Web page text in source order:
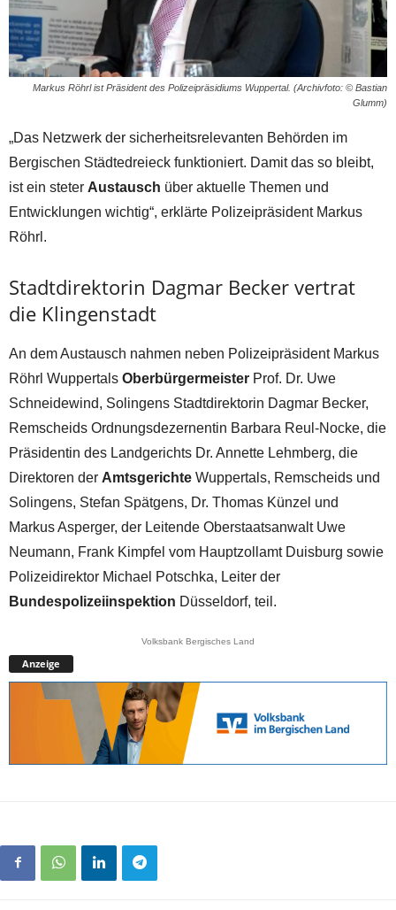
Markus Röhrl ist Präsident des Polizeipräsidiums Wuppertal. (Archivfoto: © Bastian
Glumm)
„Das Netzwerk der sicherheitsrelevanten Behörden im
Bergischen Städtedreieck funktioniert. Damit das so bleibt,
ist ein steter Austausch über aktuelle Themen und
Entwicklungen wichtig“, erklärte Polizeipräsident Markus
Röhrl.
Stadtdirektorin Dagmar Becker vertrat
die Klingenstadt
An dem Austausch nahmen neben Polizeipräsident Markus
Röhrl Wuppertals Oberbürgermeister Prof. Dr. Uwe
Schneidewind, Solingens Stadtdirektorin Dagmar Becker,
Remscheids Ordnungsdezernentin Barbara Reul-Nocke, die
Präsidentin des Landgerichts Dr. Annette Lehmberg, die
Direktoren der Amtsgerichte Wuppertals, Remscheids und
Solingens, Stefan Spätgens, Dr. Thomas Künzel und
Markus Asperger, der Leitende Oberstaatsanwalt Uwe
Neumann, Frank Kimpfel vom Hauptzollamt Duisburg sowie
Polizeidirektor Michael Potschka, Leiter der
Bundespolizeiinspektion Düsseldorf, teil.
Volksbank Bergisches Land
Anzeige